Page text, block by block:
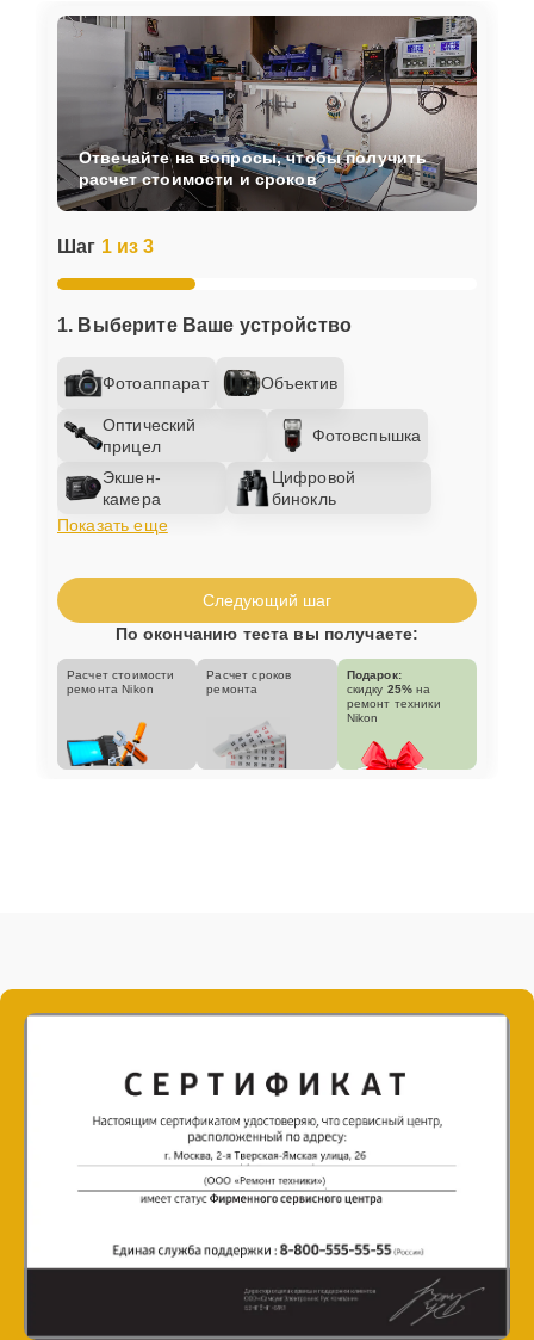
Шаг 1 из 3
1. Выберите Ваше устройство
Фотоаппарат Объектив
Оптический
прицел
Фотовспышка
Экшен-
камера
Цифровой
бинокль
Показать еще
Отвечайте на вопросы, чтобы получить
расчет стоимости и сроков
Следующий шаг
По окончанию теста вы получаете:
Расчет стоимости
ремонта Nikon
Расчет сроков
ремонта
Подарок:
скидку 25% на
ремонт техники
Nikon